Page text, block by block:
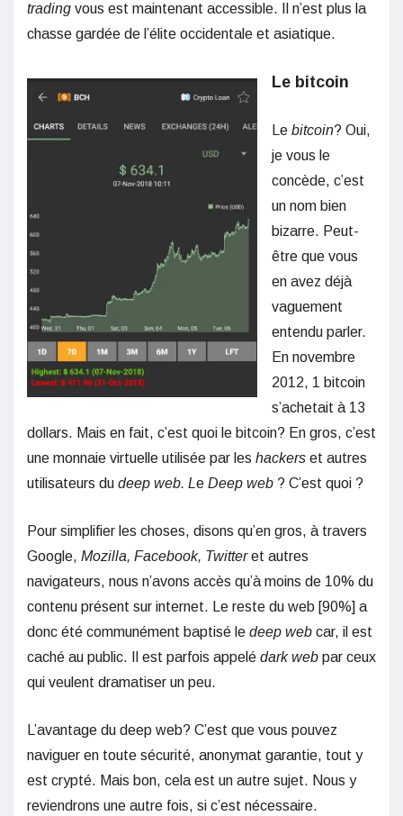
trading vous est maintenant accessible. Il n’est plus la
chasse gardée de l’élite occidentale et asiatique.
Le bitcoin
Le bitcoin? Oui,
je vous le
concède, c’est
un nom bien
bizarre. Peut-
être que vous
en avez déjà
vaguement
entendu parler.
En novembre
2012, 1 bitcoin
s’achetait à 13
dollars. Mais en fait, c’est quoi le bitcoin? En gros, c’est
une monnaie virtuelle utilisée par les hackers et autres
utilisateurs du deep web. L e Deep web ? C’est quoi ?
Pour simplifier les choses, disons qu’en gros, à travers
Google, Mozilla, Facebook, Twitteret autres
navigateurs, nous n’avons accès qu’à moins de 10% du
contenu présent sur internet. Le reste du web [90%] a
donc été communément baptisé le deep web car, il est
caché au public. Il est parfois appelé dark web par ceux
qui veulent dramatiser un peu.
L’avantage du deep web? C’est que vous pouvez
naviguer en toute sécurité, anonymat garantie, tout y
est crypté. Mais bon, cela est un autre sujet. Nous y
reviendrons une autre fois, si c’est nécessaire.